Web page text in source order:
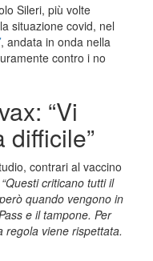
Sileri, più volte
situazione covid, nel
, andata in onda nella
contro i no
“Vi
difficile”
contrari al vaccino
“Questi criticano tutti il
quando vengono in
e il tampone. Per
regola viene rispettata.